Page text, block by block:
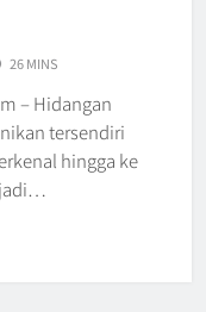
26 MINS
– Hidangan
tersendiri
hingga ke